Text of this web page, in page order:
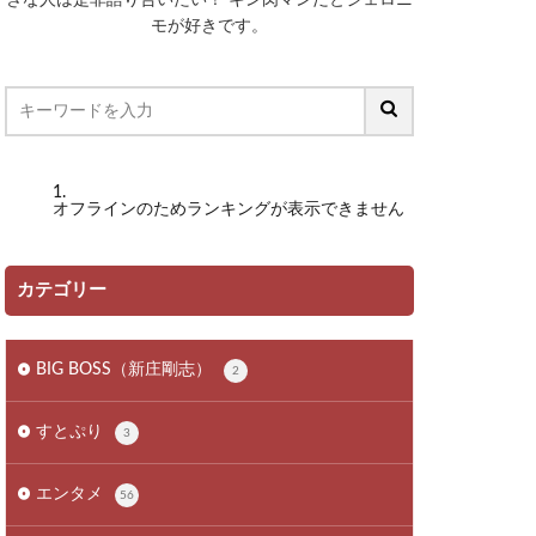
モが好きです。
オフラインのためランキングが表示できません
カテゴリー
BIG BOSS（新庄剛志） 2
すとぷり 3
エンタメ 56